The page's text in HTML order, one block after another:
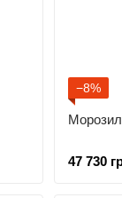
−8%
47 730